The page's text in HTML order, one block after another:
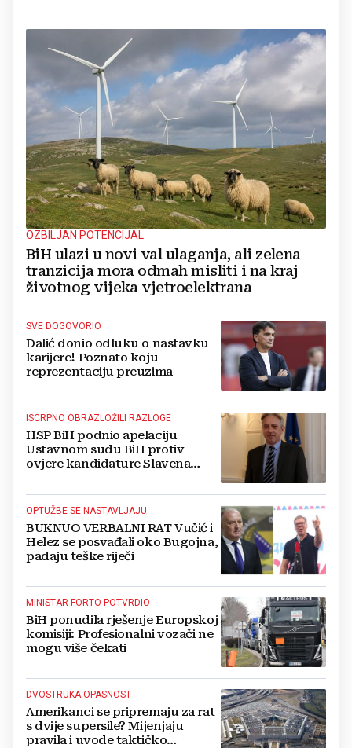
OZBILJAN POTENCIJAL
BiH ulazi u novi val ulaganja, ali zelena
tranzicija mora odmah misliti i na kraj
životnog vijeka vjetroelektrana
SVE DOGOVORIO
Dalić donio odluku o nastavku
karijere! Poznato koju
reprezentaciju preuzima
ISCRPNO OBRAZLOŽILI RAZLOGE
HSP BiH podnio apelaciju
Ustavnom sudu BiH protiv
ovjere kandidature Slavena
OPTUŽBE SE NASTAVLJAJU
BUKNUO VERBALNI RAT Vučić i
Helez se posvađali oko Bugojna,
padaju teške riječi
MINISTAR FORTO POTVRDIO
BiH ponudila rješenje Europskoj
komisiji: Profesionalni vozači ne
mogu više čekati
DVOSTRUKA OPASNOST
Amerikanci se pripremaju za rat
s dvije supersile? Mijenjaju
pravila i uvode taktičko